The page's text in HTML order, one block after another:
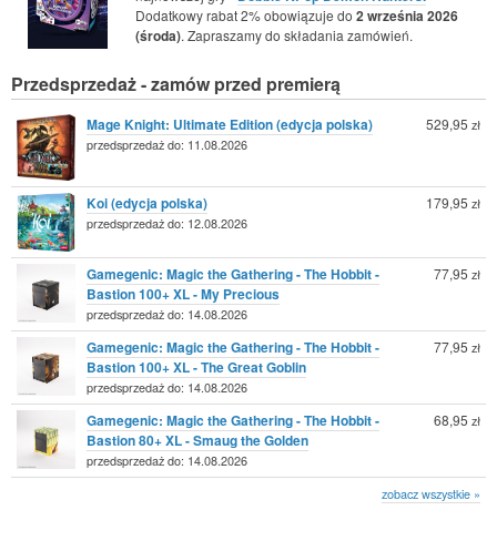
Dodatkowy rabat 2% obowiązuje do 2 września 2026
(środa). Zapraszamy do składania zamówień.
Przedsprzedaż - zamów przed premierą
Mage Knight: Ultimate Edition (edycja polska)
przedsprzedaż do: 11.08.2026
529,95 zł
Koi (edycja polska)
przedsprzedaż do: 12.08.2026
179,95 zł
Gamegenic: Magic the Gathering - The Hobbit -
Bastion 100+ XL - My Precious
przedsprzedaż do: 14.08.2026
77,95 zł
Gamegenic: Magic the Gathering - The Hobbit -
Bastion 100+ XL - The Great Goblin
przedsprzedaż do: 14.08.2026
77,95 zł
Gamegenic: Magic the Gathering - The Hobbit -
Bastion 80+ XL - Smaug the Golden
przedsprzedaż do: 14.08.2026
68,95 zł
zobacz wszystkie »